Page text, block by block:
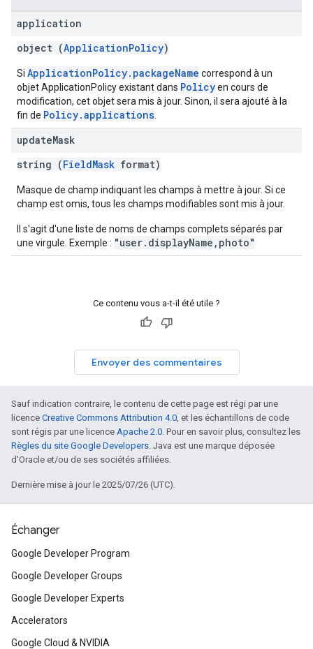
application
object (ApplicationPolicy)
Si ApplicationPolicy.packageName correspond à un
objet ApplicationPolicy existant dans Policyen cours de
modification, cet objet sera mis à jour. Sinon, il sera ajouté à la
fin de Policy.applications
updateMask
string (FieldMask format)
Masque de champ indiquant les champs à mettre à jour. Si ce
champ est omis, tous les champs modifiables sont mis à jour.
Il s'agit d'une liste de noms de champs complets séparés par
une virgule. Exemple : "user.displayName,photo"
Ce contenu vous a-t-il été utile ?
Envoyer des commentaires
Sauf indication contraire, le contenu de cette page est régi par une
licence Creative Commons Attribution 4.0, et les échantillons de code
sont régis par une licence Apache 2.0. Pour en savoir plus, consultez les
Règles du site Google Developers. Java est une marque déposée
d'Oracle et/ou de ses sociétés affiliées.
Dernière mise à jour le 2025/07/26 (UTC).
Échanger
Google Developer Program
Google Developer Groups
Google Developer Experts
Accelerators
Google Cloud & NVIDIA